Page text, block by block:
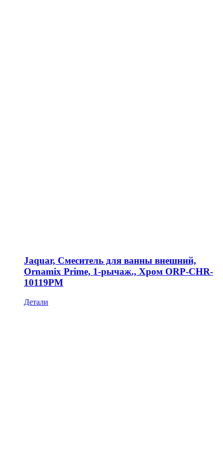
Jaquar, Смеситель для ванны внешний,
Ornamix Prime, 1-рычаж., Хром ORP-CHR-
10119PM
Детали